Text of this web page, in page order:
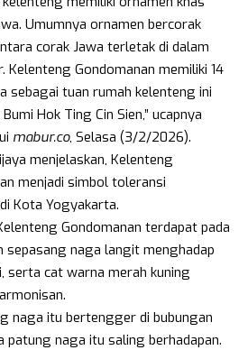
Umumnya ornamen bercorak
corak Jawa terletak di dalam
Kelenteng Gondomanan memiliki 14
sebagai tuan rumah kelenteng ini
Hok Ting Cin Sien,” ucapnya
mabur.co, Selasa (3/2/2026).
menjelaskan, Kelenteng
menjadi simbol toleransi
Kota Yogyakarta.
Gondomanan terdapat pada
sepasang naga langit menghadap
serta cat warna merah kuning
naga itu bertengger di bubungan
patung naga itu saling berhadapan.